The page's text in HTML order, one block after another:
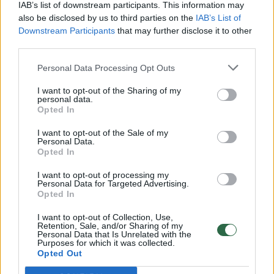
IAB’s list of downstream participants. This information may
also be disclosed by us to third parties on the IAB’s List of
Downstream Participants that may further disclose it to other
Personal Data Processing Opt Outs
I want to opt-out of the Sharing of my
personal data.
Opted In
I want to opt-out of the Sale of my
Personal Data.
Opted In
I want to opt-out of processing my
Personal Data for Targeted Advertising.
Opted In
I want to opt-out of Collection, Use,
Retention, Sale, and/or Sharing of my
Personal Data that Is Unrelated with the
Purposes for which it was collected.
Opted Out
vaiko gyvybių išgelbėti nepavyko
Žinios | Lietuvos diena
32 laipsnių šilumos
Žinios | Orai
V. Zalužno pasisakymą laiko bandymu įsitvirtinti
Ukrainos politikoje: jis yra neteisus
Laidos Nauja diena
00:00:57
Sinoptikai atsakė, kokiais orais užbaigsime darbo
savaitę: karščiai atsitrauks
Žinios | Orai